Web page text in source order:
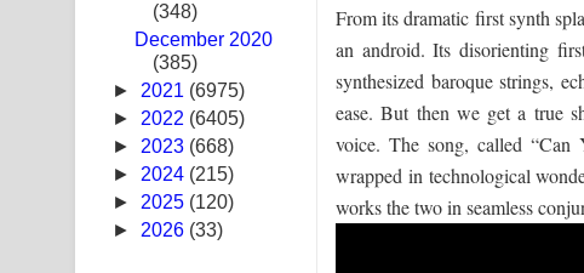
Awanken Song Lyrics - අවංකෙන් ගීතයේ පද පෙළ
Pa Sina Song Lyrics - පෑ සිනා ගීතයේ පද පෙළ
Pemwanthiye Song Lyrics - පෙම්වන්තියේ ගීතයේ පද පෙළ
Manobhawa Song Lyrics - මනෝභව ගීතයේ පද පෙළ
Akahe Indala Song Lyrics - ආකාහේ ඉඳලා ගීතයේ පද පෙළ
(348)
December 2020
(385)
► 2021 (6975)
► 2022 (6405)
► 2023 (668)
► 2024 (215)
► 2025 (120)
► 2026 (33)
From its dramatic first synth
an android. Its disorienting
synthesized baroque strings,
ease. But then we get a true
voice. The song, called
wrapped in technological
works the two in seamless